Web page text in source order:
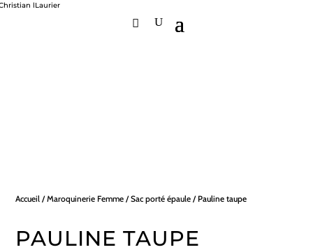
Accueil /Maroquinerie Femme /Sac porté épaule / Pauline taupe
PAULINE TAUPE